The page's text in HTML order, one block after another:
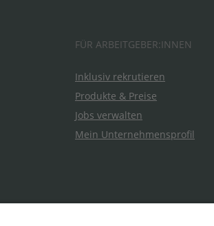
FÜR ARBEITGEBER:INNEN
Inklusiv rekrutieren
Produkte & Preise
Jobs verwalten
Mein Unternehmensprofil